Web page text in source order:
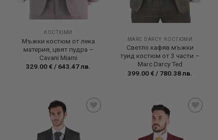
КОСТЮМИ
Мъжки костюм от лека
материя, цвят пудра –
Cavani Miami
329.00 €/ 643.47лв.
MARC DARCY КОСТЮМИ
Светло кафяв мъжки
туид костюм от 3 части –
Marc Darcy Ted
399.00 € / 780.38лв.